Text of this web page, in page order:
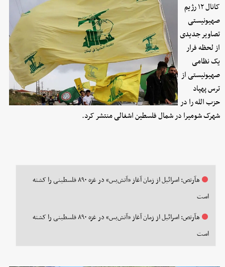
کانال ۱۲ رژیم
صهیونیستی
تصاویر جدیدی
از لحظه فرار
یک نظامی
صهیونیستی از
ترس پهپاد
حزب الله را در
شهرک شومیرا در شمال فلسطین اشغالی منتشر کرد.
هآرتص: اسرائیل از زمان آغاز «آتش‌بس» در غزه ۸۹۰ فلسطینی را کشته
است
هآرتص: اسرائیل از زمان آغاز «آتش‌بس» در غزه ۸۹۰ فلسطینی را کشته
است